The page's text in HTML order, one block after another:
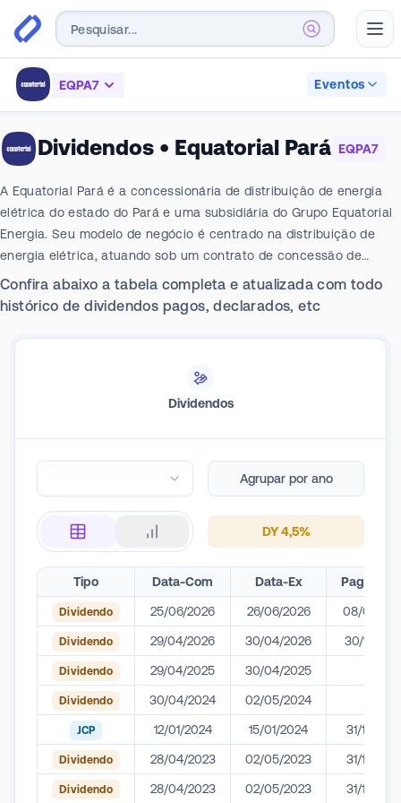
EQPA7 Eventos
Dividendos • Equatorial Pará EQPA7
A Equatorial Pará é a concessionária de distribuição de energia
elétrica do estado do Pará e uma subsidiária do Grupo Equatorial
Energia. Seu modelo de negócio é centrado na distribuição de
energia elétrica, atuando sob um contrato de concessão de
serviço público regulado pela ANEEL. A empresa possui uma vasta
área de atuação, sendo responsável pelo fornecimento de
operações atendem a milhões de unidades consumidoras nos
atividades da companhia incluem a operação, manutenção e
expansão da rede elétrica, compreendendo subestações e linhas
Confira abaixo a tabela completa e atualizada com todo
histórico de dividendos pagos, declarados, etc
Dividendos
Agrupar por ano
DY4,5%
Tipo Data-Com Data-Ex
Dividendo 25/06/2026 26/06/2026 08/07/
Dividendo 29/04/2026 30/04/2026 30/12/
Dividendo 29/04/2025 30/04/2025
Dividendo 30/04/2024 02/05/2024
JCP 12/01/2024 15/01/2024 31/12/
Dividendo 28/04/2023 02/05/2023 31/12/
Dividendo 28/04/2023 02/05/2023 31/12/